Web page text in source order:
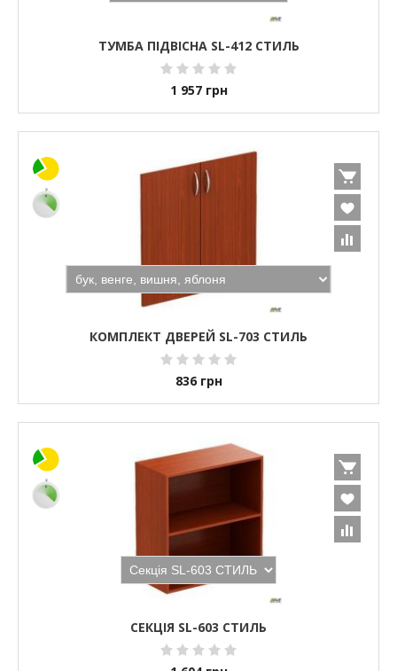
ТУМБА ПІДВІСНА SL-412 СТИЛЬ
1 957 грн
КОМПЛЕКТ ДВЕРЕЙ SL-703 СТИЛЬ
836 грн
СЕКЦІЯ SL-603 СТИЛЬ